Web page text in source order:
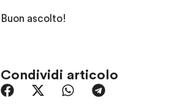
Buon ascolto!
Condividi articolo